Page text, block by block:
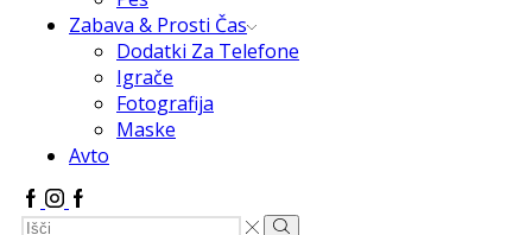
Zabava & Prosti Čas
Dodatki Za Telefone
Igrače
Fotografija
Maske
Avto
Facebook
Instagram
Google
Plus
Search